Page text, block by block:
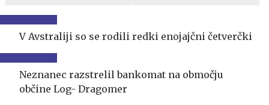
V Avstraliji so se rodili redki enojajčni četverčki
Neznanec razstrelil bankomat na območju
občine Log- Dragomer